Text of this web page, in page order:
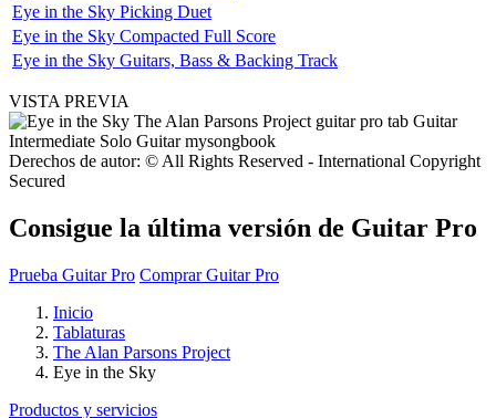
Eye in the Sky Picking Duet
Eye in the Sky Compacted Full Score
Eye in the Sky Guitars, Bass & Backing Track
VISTA PREVIA
Derechos de autor: © All Rights Reserved - International Copyright
Secured
Consigue la última versión de Guitar Pro
Prueba Guitar Pro Comprar Guitar Pro
Inicio
Tablaturas
The Alan Parsons Project
Eye in the Sky
Productos y servicios